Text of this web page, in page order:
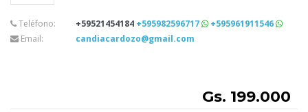
Teléfono: +59521454184 +595982596717
+595961911546
Email:
candiacardozo@gmail.com
Gs. 199.000